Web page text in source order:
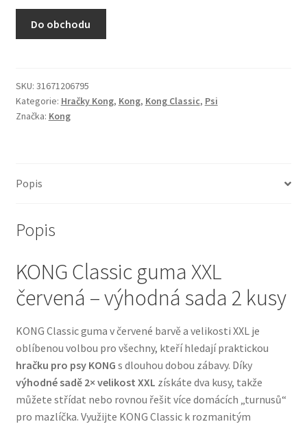
N&D Farmina pro kočky — Italské holistic krmivo
Pamlsky pro kočky
Purizon pro kočky
Veterinární dieta pro kočky
Vše pro psy — Krmivo, doplňky, vybavení
Boudy a výběhy
Bozita pro psy — Švédské krmivo s nordickou kvalitou
Brit pro psy
Granule pro psy
Do obchodu
SKU: 31671206795
Kategorie: Hračky Kong, Kong, Kong Classic, Psi
Značka: Kong
Popis
Popis
KONG Classic guma XXL
červená – výhodná sada 2 kusy
KONG Classic guma v červené barvě a velikosti XXL je
oblíbenou volbou pro všechny, kteří hledají praktickou
hračku pro psy KONG s dlouhou dobou zábavy. Díky
výhodné sadě 2× velikost XXL získáte dva kusy, takže
můžete střídat nebo rovnou řešit více domácích „turnusů“
pro mazlíčka. Využijte KONG Classic k rozmanitým